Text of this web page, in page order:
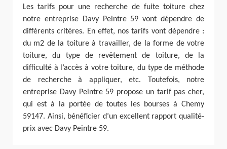
Les tarifs pour une recherche de fuite toiture chez
notre entreprise Davy Peintre 59 vont dépendre de
différents critères. En effet, nos tarifs vont dépendre :
du m2 de la toiture à travailler, de la forme de votre
toiture, du type de revêtement de toiture, de la
difficulté à l’accès à votre toiture, du type de méthode
de recherche à appliquer, etc. Toutefois, notre
entreprise Davy Peintre 59 propose un tarif pas cher,
qui est à la portée de toutes les bourses à Chemy
59147. Ainsi, bénéficier d’un excellent rapport qualité-
prix avec Davy Peintre 59.